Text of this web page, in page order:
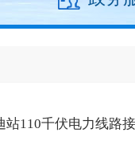
110千伏电力线路